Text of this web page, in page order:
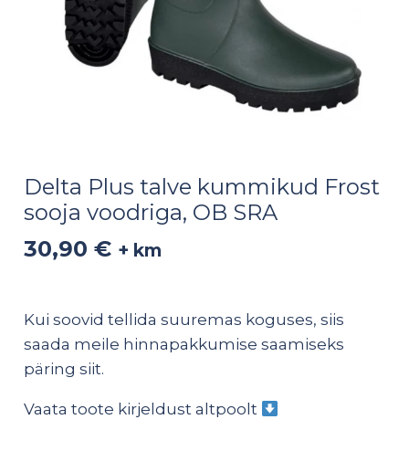
Delta Plus talve kummikud Frost
sooja voodriga, OB SRA
30,90€ + km
Kui soovid tellida suuremas koguses, siis
saada meile hinnapakkumise saamiseks
päringsiit.
Vaata toote kirjeldust altpoolt